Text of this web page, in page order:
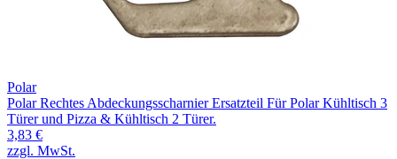
Polar
Polar Rechtes Abdeckungsscharnier Ersatzteil Für Polar Kühltisch 3
Türer und Pizza & Kühltisch 2 Türer.
3,83 €
zzgl. MwSt.